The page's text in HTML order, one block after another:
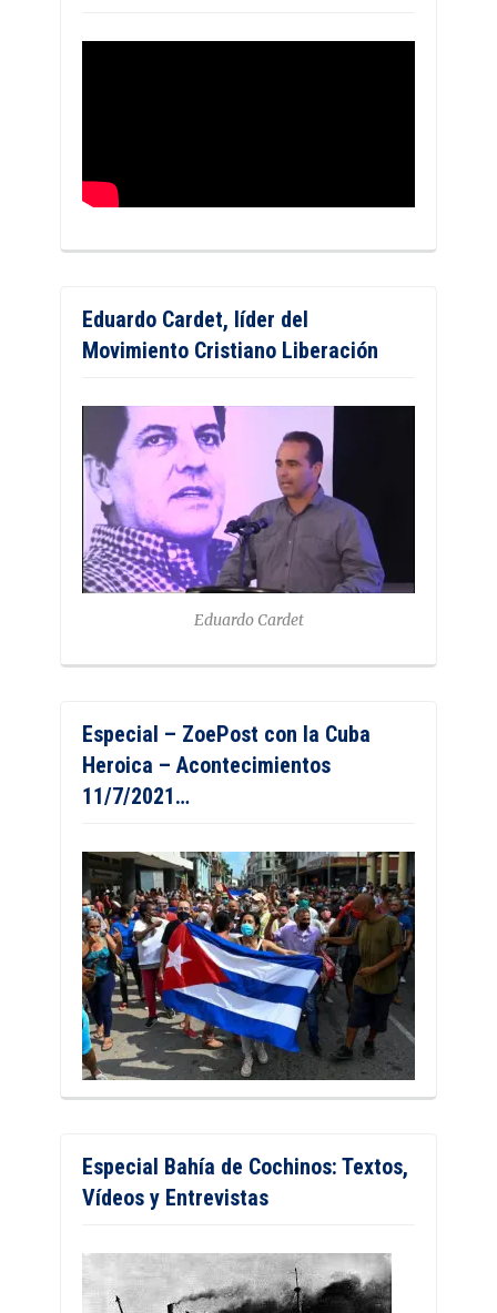
Eduardo Cardet, líder del
Movimiento Cristiano Liberación
Eduardo Cardet
Especial – ZoePost con la Cuba
Heroica – Acontecimientos
11/7/2021…
Especial Bahía de Cochinos: Textos,
Vídeos y Entrevistas